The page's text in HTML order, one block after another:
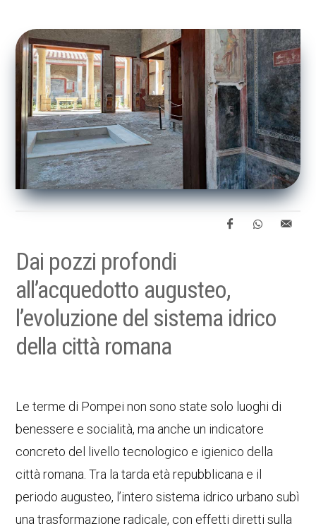
Dai pozzi profondi
all’acquedotto augusteo,
l’evoluzione del sistema idrico
della città romana
Le terme di Pompei non sono state solo luoghi di
benessere e socialità, ma anche un indicatore
concreto del livello tecnologico e igienico della
città romana. Tra la tarda età repubblicana e il
periodo augusteo, l’intero sistema idrico urbano subì
una trasformazione radicale, con effetti diretti sulla